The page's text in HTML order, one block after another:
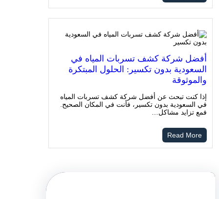
أفضل شركة كشف تسربات المياه في
السعودية بدون تكسير: الحلول المبتكرة
والموثوقة
إذا كنت تبحث عن أفضل شركة كشف تسربات المياه
في السعودية بدون تكسير، فأنت في المكان الصحيح.
فمع تزايد مشاكل…
Read More